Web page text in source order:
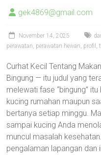
gek4869@gmail.com
November 14, 2025
perawatan, perawatan hewan, profil ,
Curhat Kecil Tentang
Bingung — itu judul yang
melewati fase “bingung”
kucing rumahan maupun
bertanya setiap minggu.
sampai kucing Anda
muncul masalah
pengalaman lapangan dan